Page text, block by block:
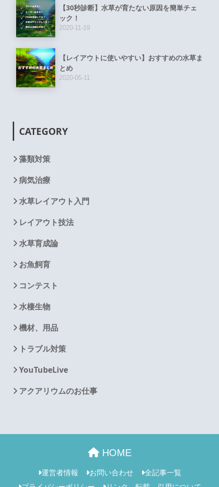
【30秒診断】水草が育たない原因を簡単チェ
ック！
2020-11-19
【レイアウトに使いやすい】おすすめの水草ま
とめ
2020-05-11
CATEGORY
藻類対策
病気治療
水草レイアウト入門
レイアウト技法
水草育成論
お魚飼育
コンテスト
水棲生物
機材、用品
トラブル対策
YouTubeLive
アクアリウムのお仕事
HOME
運営者情報 お問い合わせ
全記事一覧